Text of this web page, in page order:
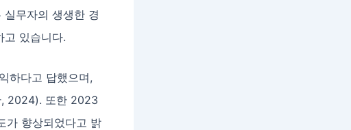
무자의 생생한 경
고 있습니다.
하다고 답했으며,
, 2024). 또한 2023
가 향상되었다고 밝